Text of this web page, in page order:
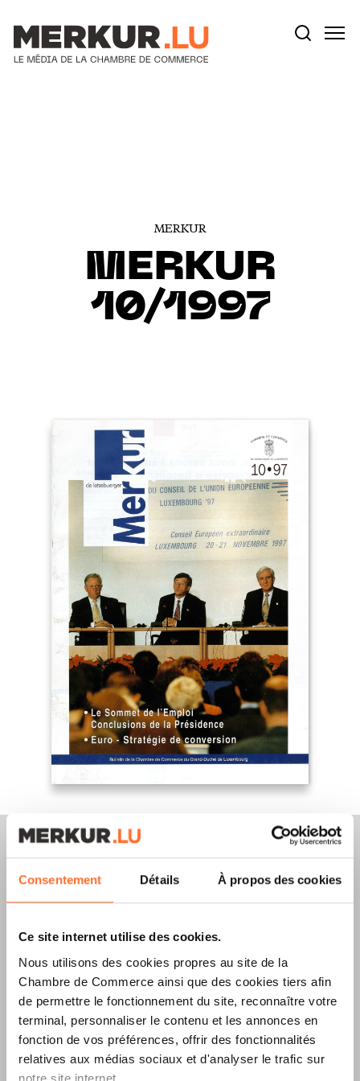
Consentement Détails À propos des cookies
Ce site internet utilise des cookies.
Nous utilisons des cookies propres au site de la
Chambre de Commerce ainsi que des cookies tiers afin
de permettre le fonctionnement du site, reconnaître votre
terminal, personnaliser le contenu et les annonces en
fonction de vos préférences, offrir des fonctionnalités
relatives aux médias sociaux et d'analyser le trafic sur
notre site internet.
MERKUR
MERKUR
10/1997
Merkur Magazine
L’ÉDITIONÉTÉ
2026EST
DISPONIBLE !